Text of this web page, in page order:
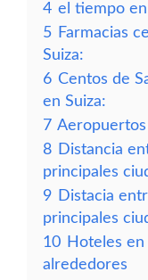
4 el tiempo
5 Farmacias
Suiza:
6 Centos de
en Suiza:
7
8 Distancia
principales
9 Distacia
principales
10 Hoteles
alrededores